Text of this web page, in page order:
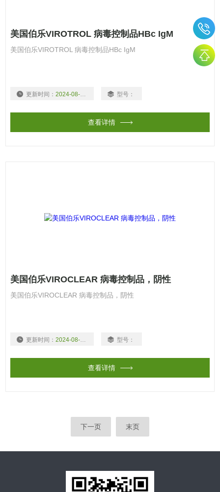
美国伯乐VIROTROL 病毒控制品HBc IgM
美国伯乐VIROTROL 病毒控制品HBc IgM
更新时间： 2024-08-19 型号：
查看详情
美国伯乐VIROCLEAR 病毒控制品，阴性
美国伯乐VIROCLEAR 病毒控制品，阴性
更新时间： 2024-08-19 型号：
查看详情
下一页 末页